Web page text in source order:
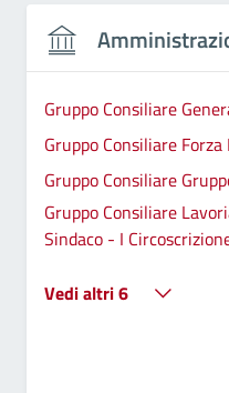
Gruppo Consiliare
Gruppo Consiliare
Gruppo Consiliare
Gruppo Consiliare
Sindaco - I
Vedi altri 6